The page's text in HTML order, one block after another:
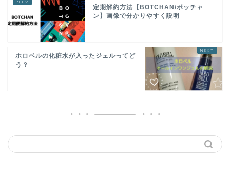
定期解約方法【BOTCHAN/ボッチャ
ン】画像で分かりやすく説明
ホロベルの化粧水が入ったジェルってど
う？